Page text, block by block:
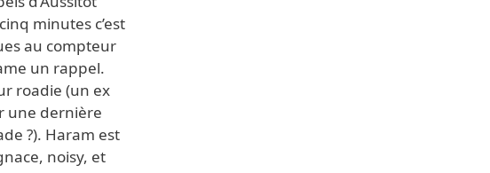
minutes c’est
au compteur
un rappel.
roadie (un ex
une dernière
?). Haram est
noisy, et